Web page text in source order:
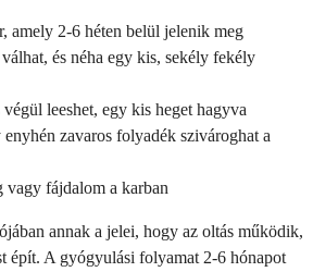
amely 2-6 héten belül jelenik meg
és néha egy kis, sekély fekély
leeshet, egy kis heget hagyva
zavaros folyadék szivároghat a
vagy fájdalom a karban
annak a jelei, hogy az oltás működik,
épít. A gyógyulási folyamat 2-6 hónapot